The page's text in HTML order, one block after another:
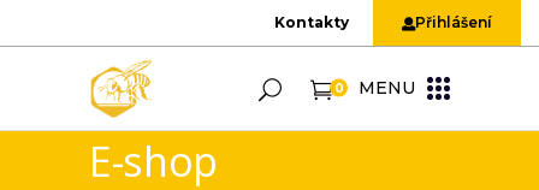
Kontakty Přihlášení
0 MENU
E-shop